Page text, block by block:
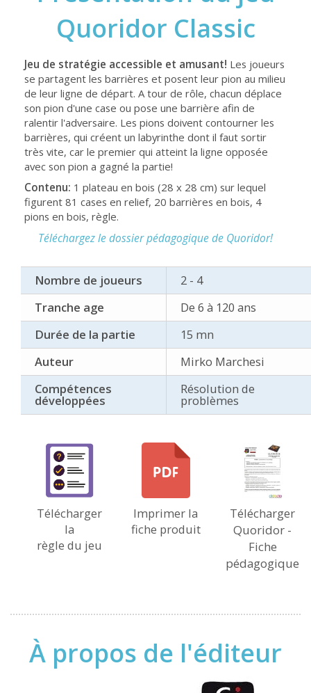
Quoridor Classic
Jeu de stratégie accessible et amusant! Les joueurs
se partagent les barrières et posent leur pion au milieu
de leur ligne de départ. A tour de rôle, chacun déplace
son pion d'une case ou pose une barrière afin de
ralentir l'adversaire. Les pions doivent contourner les
barrières, qui créent un labyrinthe dont il faut sortir
très vite, car le premier qui atteint la ligne opposée
avec son pion a gagné la partie!
Contenu: 1 plateau en bois (28 x 28 cm) sur lequel
figurent 81 cases en relief, 20 barrières en bois, 4
pions en bois, règle.
Téléchargez le dossier pédagogique de Quoridor!
Nombre de joueurs
2 - 4
Tranche age
De 6 à 120 ans
Durée de la partie
15 mn
Auteur
Mirko Marchesi
Compétences
développées
Résolution de
problèmes
Télécharger
la
règle du jeu
Imprimer la
fiche produit
Télécharger
Quoridor -
Fiche
pédagogique
À propos de l'éditeur